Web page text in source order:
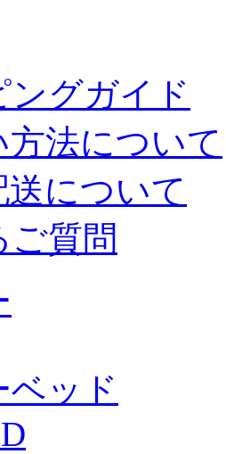
ングガイド
方法について
について
ご質問
ベッド